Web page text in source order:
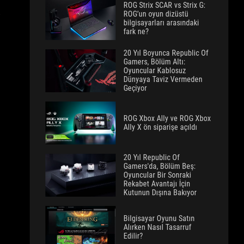
ROG Strix SCAR vs Strix G:
ROG’un oyun dizüstü
bilgisayarları arasındaki
fark ne?
20 Yıl Boyunca Republic Of
Gamers, Bölüm Altı:
Oyuncular Kablosuz
Dünyaya Taviz Vermeden
Geçiyor
ROG Xbox Ally ve ROG Xbox
Ally X ön siparişe açıldı
20 Yıl Republic Of
Gamers'da, Bölüm Beş:
Oyuncular Bir Sonraki
Rekabet Avantajı İçin
Kutunun Dışına Bakıyor
Bilgisayar Oyunu Satın
Alırken Nasıl Tasarruf
Edilir?